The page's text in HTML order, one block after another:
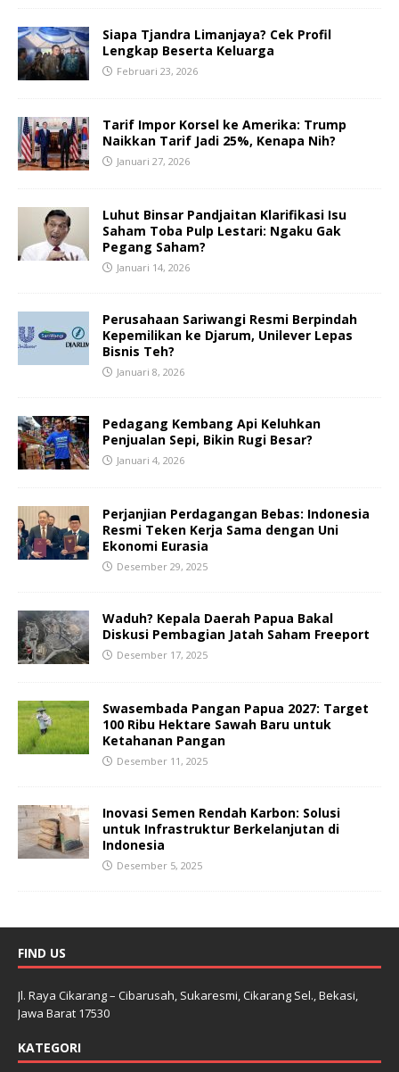
Siapa Tjandra Limanjaya? Cek Profil
Lengkap Beserta Keluarga
Februari 23, 2026
Tarif Impor Korsel ke Amerika: Trump
Naikkan Tarif Jadi 25%, Kenapa Nih?
Januari 27, 2026
Luhut Binsar Pandjaitan Klarifikasi Isu
Saham Toba Pulp Lestari: Ngaku Gak
Pegang Saham?
Januari 14, 2026
Perusahaan Sariwangi Resmi Berpindah
Kepemilikan ke Djarum, Unilever Lepas
Bisnis Teh?
Januari 8, 2026
Pedagang Kembang Api Keluhkan
Penjualan Sepi, Bikin Rugi Besar?
Januari 4, 2026
Perjanjian Perdagangan Bebas: Indonesia
Resmi Teken Kerja Sama dengan Uni
Ekonomi Eurasia
Desember 29, 2025
Waduh? Kepala Daerah Papua Bakal
Diskusi Pembagian Jatah Saham Freeport
Desember 17, 2025
Swasembada Pangan Papua 2027: Target
100 Ribu Hektare Sawah Baru untuk
Ketahanan Pangan
Desember 11, 2025
Inovasi Semen Rendah Karbon: Solusi
untuk Infrastruktur Berkelanjutan di
Indonesia
Desember 5, 2025
FIND US
Jl. Raya Cikarang – Cibarusah, Sukaresmi, Cikarang Sel., Bekasi,
Jawa Barat 17530
KATEGORI